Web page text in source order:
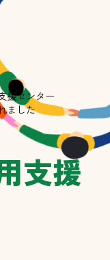
援センター
ました
支援